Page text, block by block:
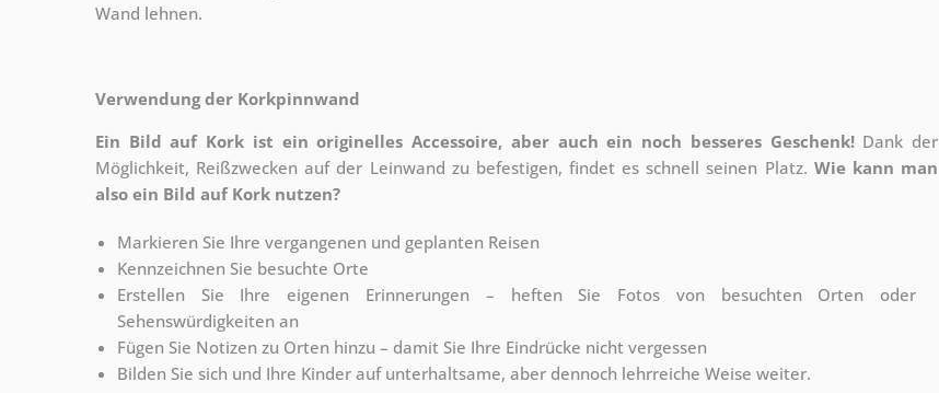
Wand lehnen.
Verwendung der Korkpinnwand
Ein Bild auf Kork ist ein originelles Accessoire, aber auch ein noch besseres Geschenk!Dank der
Möglichkeit, Reißzwecken auf der Leinwand zu befestigen, findet es schnell seinen Platz. Wie kann man
also ein Bild auf Kork nutzen?
Markieren Sie Ihre vergangenen und geplanten Reisen
Kennzeichnen Sie besuchte Orte
Erstellen Sie Ihre eigenen Erinnerungen – heften Sie Fotos von besuchten Orten oder
Sehenswürdigkeiten an
Fügen Sie Notizen zu Orten hinzu – damit Sie Ihre Eindrücke nicht vergessen
Bilden Sie sich und Ihre Kinder auf unterhaltsame, aber dennoch lehrreiche Weise weiter.